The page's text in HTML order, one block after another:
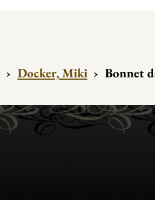
› Docker, Miki › Bonnet